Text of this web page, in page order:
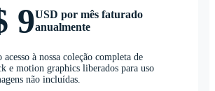
9USD por mês faturado
anualmente
acesso à nossa coleção completa de
e motion graphics liberados para uso
não incluídas.